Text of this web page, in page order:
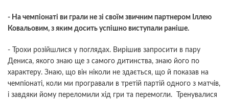
- На чемпіонаті ви грали не зі своїм звичним партнером Іллею
Ковальовим, з яким досить успішно виступали раніше.
- Трохи розійшлися у поглядах. Вирішив запросити в пару
Дениса, якого знаю ще з самого дитинства, знаю його по
характеру. Знаю, що він ніколи не здається, що й показав на
чемпіонаті, коли ми програвали в третій партій одного з матчів,
і завдяки йому переломили хід гри та перемогли. Тренувалися